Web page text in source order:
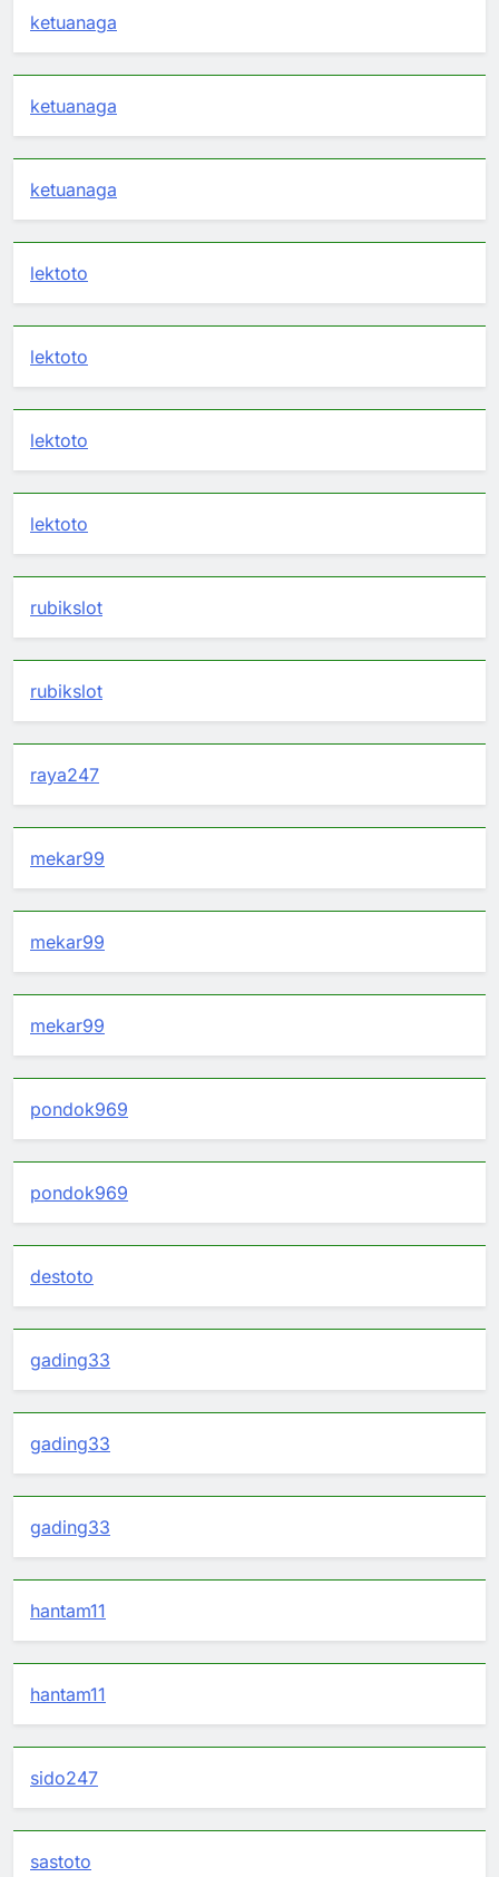
ketuanaga
ketuanaga
ketuanaga
lektoto
lektoto
lektoto
lektoto
rubikslot
rubikslot
raya247
mekar99
mekar99
mekar99
pondok969
pondok969
destoto
gading33
gading33
gading33
hantam11
hantam11
sido247
sastoto